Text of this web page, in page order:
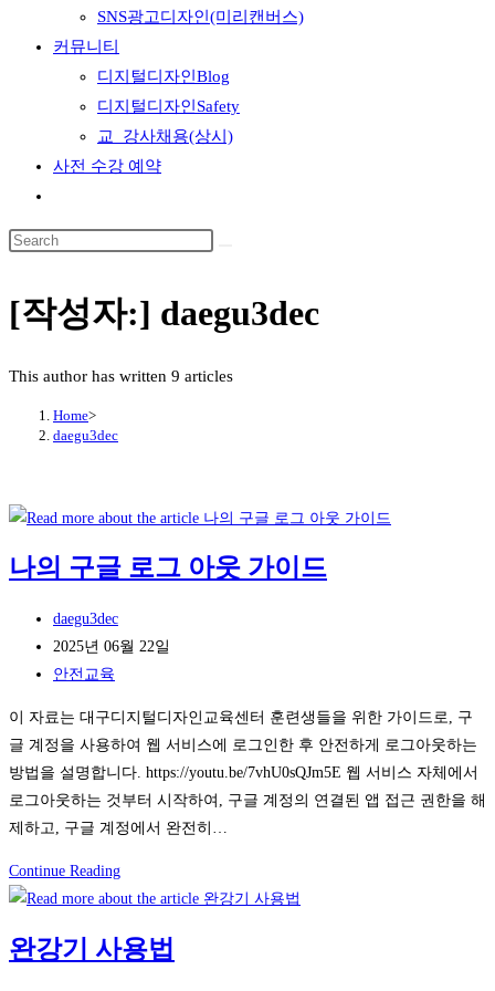
SNS광고디자인(미리캔버스)
커뮤니티
디지털디자인Blog
디지털디자인Safety
교_강사채용(상시)
사전 수강 예약
search
[작성자:] daegu3dec
This author has written 9 articles
Home>
daegu3dec
나의 구글 로그 아웃 가이드
Post
author:
daegu3dec
Post
published:
2025년 06월 22일
Post
안전교육
이 자료는 대구디지털디자인교육센터 훈련생들을 위한 가이드로, 구
글 계정을 사용하여 웹 서비스에 로그인한 후 안전하게 로그아웃하는
방법을 설명합니다. https://youtu.be/7vhU0sQJm5E 웹 서비스 자체에서
로그아웃하는 것부터 시작하여, 구글 계정의 연결된 앱 접근 권한을 해
제하고, 구글 계정에서 완전히…
Continue Reading나
의
글
완강기 사용법